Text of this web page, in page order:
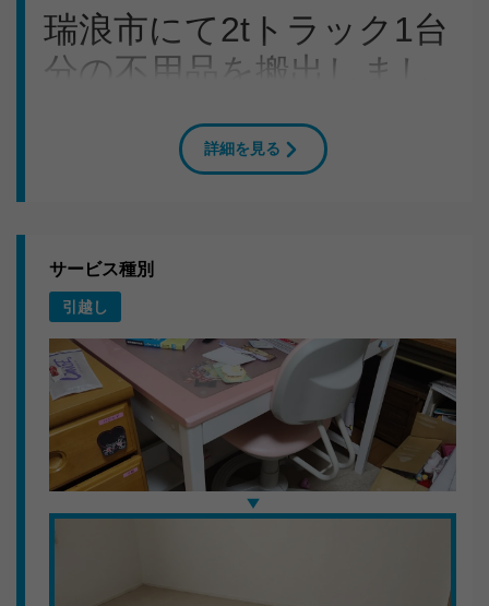
瑞浪市にて2tトラック1台
分の不用品を搬出しまし
岐阜県瑞浪市のY様よりご依頼をいただき、残置物すべ
搬出作業のこだわり
共用部分の養生を徹底し、近隣へのご迷惑にならないよ
う配慮。分別も現場で行い、リサイクル可能なものは適
切にルート分けしています。
いただいたお言葉
「仕事が丁寧で感心しました。見積もりと金額が変わら
なかったのも良かったです。」
詳細を見る
サービス種別
引越し